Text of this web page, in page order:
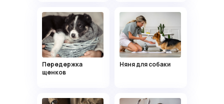
Передержка
щенков
Няня для собаки
Есть опыт работы вожатой
20 лет, Москва